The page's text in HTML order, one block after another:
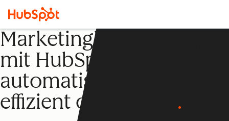
Marketingkampagnen
mit HubSpot und KI
automatisieren und
effizient optimieren